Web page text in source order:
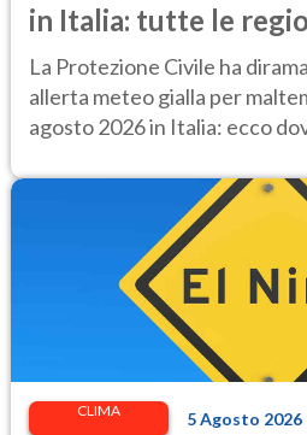
in Italia: tutte le
La Protezione Civile ha
allerta meteo gialla per
agosto 2026 in Italia: ecco
CLIMA 5 Agosto 2026